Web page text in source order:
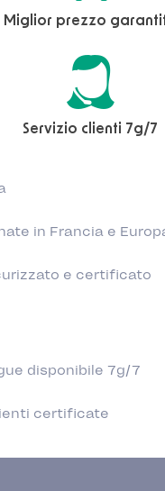
Miglior prezzo
Servizio clienti 7g/7
in Francia e
e certificato
disponibile 7g/7
certificate